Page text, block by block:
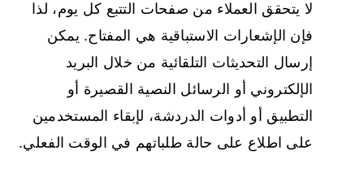
لا يتحقق العملاء من صفحات التتبع كل يوم، لذا
فإن الإشعارات الاستباقية هي المفتاح. يمكن
إرسال التحديثات التلقائية من خلال البريد
الإلكتروني أو الرسائل النصية القصيرة أو
التطبيق أو أدوات الدردشة، لإبقاء المستخدمين
على اطلاع على حالة طلباتهم في الوقت الفعلي.